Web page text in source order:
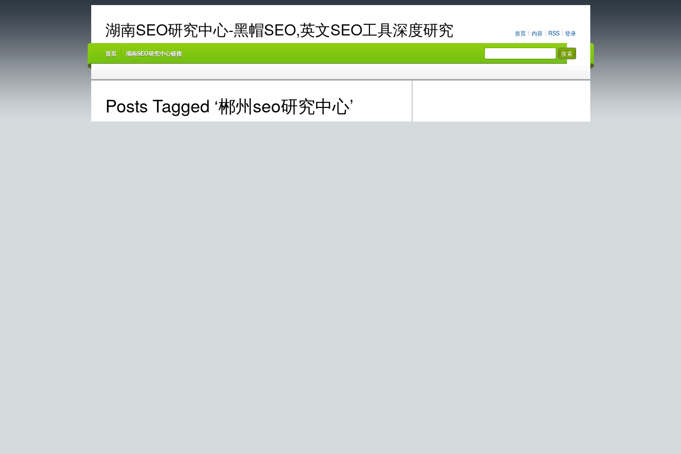
首页 内容 RSS 登录
湖南SEO研究中心-黑帽SEO,英文SEO工具深度研究
首页 湖南SEO研究中心链接
Posts Tagged ‘郴州seo研究中心’